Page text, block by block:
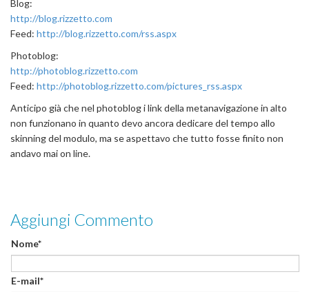
Blog:
http://blog.rizzetto.com
Feed: http://blog.rizzetto.com/rss.aspx
Photoblog:
http://photoblog.rizzetto.com
Feed: http://photoblog.rizzetto.com/pictures_rss.aspx
Anticipo già che nel photoblog i link della metanavigazione in alto
non funzionano in quanto devo ancora dedicare del tempo allo
skinning del modulo, ma se aspettavo che tutto fosse finito non
andavo mai on line.
Aggiungi Commento
Nome*
E-mail*